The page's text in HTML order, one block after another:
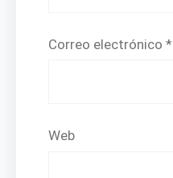
Correo electrónico *
Web